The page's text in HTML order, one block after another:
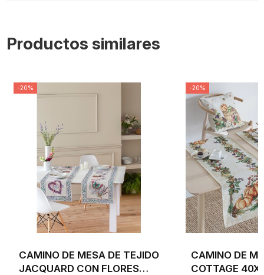
Productos similares
-20%
CAMINO DE MESA DE TEJIDO
JACQUARD CON FLORES
-20%
CAMINO DE
COTTAGE